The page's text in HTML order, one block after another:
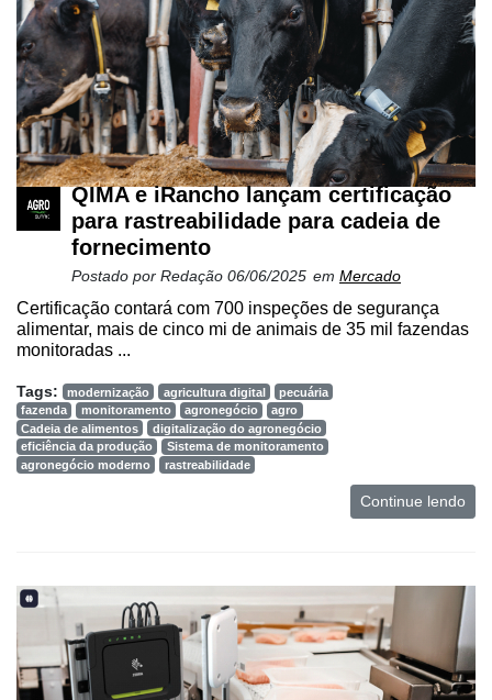
QIMA e iRancho lançam certificação
para rastreabilidade para cadeia de
fornecimento
Postado por Redação 06/06/2025 em Mercado
Certificação contará com 700 inspeções de segurança
alimentar, mais de cinco mi de animais de 35 mil fazendas
monitoradas ...
Tags: modernização agricultura digital
pecuária
fazenda
monitoramento agronegócio
agro
Cadeia de alimentos
digitalização do agronegócio
eficiência da produção
Sistema de monitoramento
agronegócio moderno
rastreabilidade
Continue lendo